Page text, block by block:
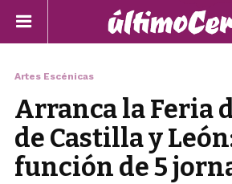
Artes Escénicas
Arranca la Feria
de Castilla y
función de 5